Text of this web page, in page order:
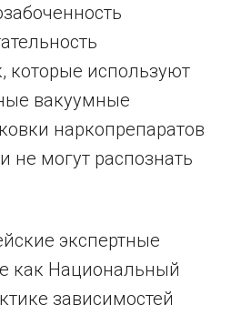
которые используют
вакуумные
наркопрепаратов
не могут распознать
экспертные
как Национальный
зависимостей